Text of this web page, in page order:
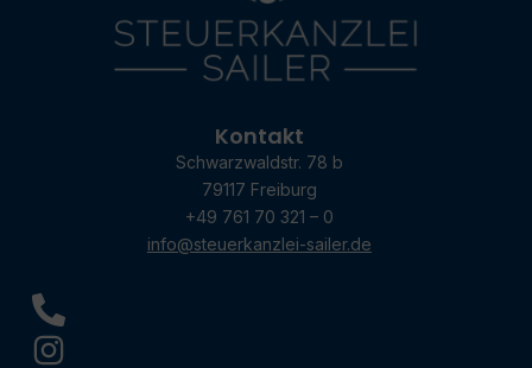
Kontakt
Schwarzwaldstr. 78 b
79117 Freiburg
+49 761 70 321 – 0
info@steuerkanzlei-sailer.de